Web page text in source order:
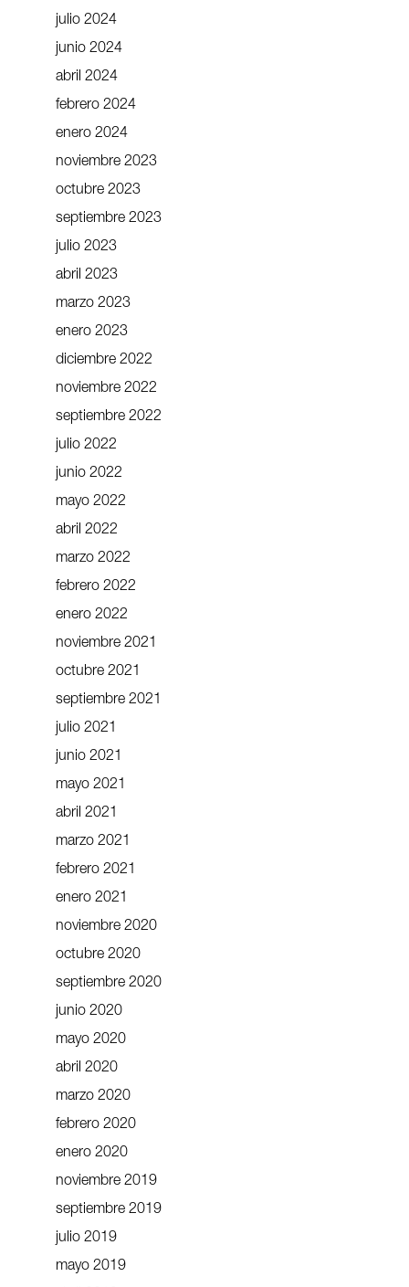
julio 2024
junio 2024
abril 2024
febrero 2024
enero 2024
noviembre 2023
octubre 2023
septiembre 2023
julio 2023
abril 2023
marzo 2023
enero 2023
diciembre 2022
noviembre 2022
septiembre 2022
julio 2022
junio 2022
mayo 2022
abril 2022
marzo 2022
febrero 2022
enero 2022
noviembre 2021
octubre 2021
septiembre 2021
julio 2021
junio 2021
mayo 2021
abril 2021
marzo 2021
febrero 2021
enero 2021
noviembre 2020
octubre 2020
septiembre 2020
junio 2020
mayo 2020
abril 2020
marzo 2020
febrero 2020
enero 2020
noviembre 2019
septiembre 2019
julio 2019
mayo 2019